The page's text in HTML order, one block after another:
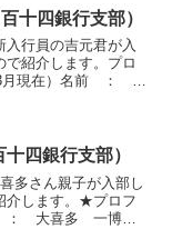
十四銀行支部）
入行員の吉元君が入
で紹介します。プロ
月現在）名前 ： 吉
関係段位 ： ...
四銀行支部）
多さん親子が入部し
介します。★プロフ
： 大喜多 一博